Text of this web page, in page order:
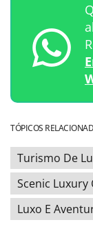
TÓPICOS
Turismo De
Scenic Luxury
Luxo E